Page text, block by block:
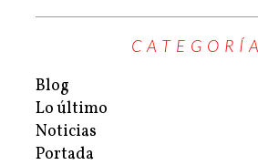
Blog
Lo último
Noticias
Portada